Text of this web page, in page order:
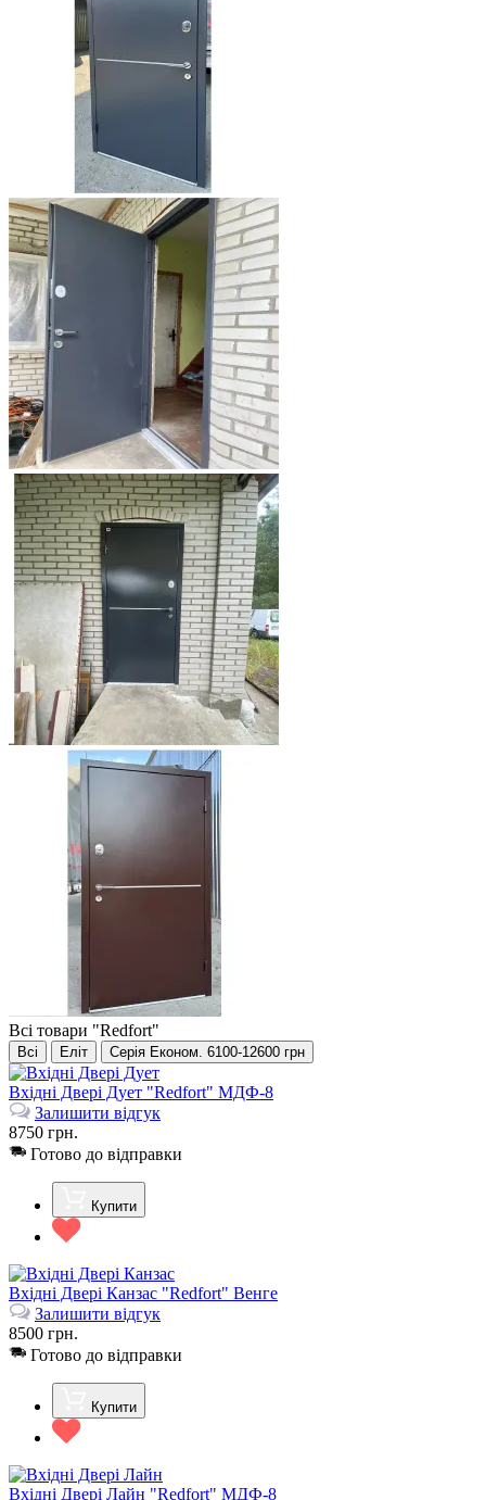
Всі товари "Redfort"
Всі Еліт Серія Економ. 6100-12600 грн
Вхідні Двері Дует "Redfort" МДФ-8
Залишити відгук
8750 грн.
Готово до відправки
Купити
Вхідні Двері Канзас "Redfort" Венге
Залишити відгук
8500 грн.
Готово до відправки
Купити
Вхідні Двері Лайн "Redfort" МДФ-8